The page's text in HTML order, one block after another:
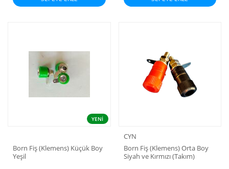
YENİ
Born Fiş (Klemens) Küçük Boy
Yeşil
CYN
Born Fiş (Klemens) Orta Boy
Siyah ve Kırmızı (Takım)